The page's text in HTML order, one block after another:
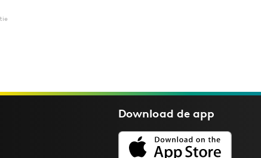
Download deapp